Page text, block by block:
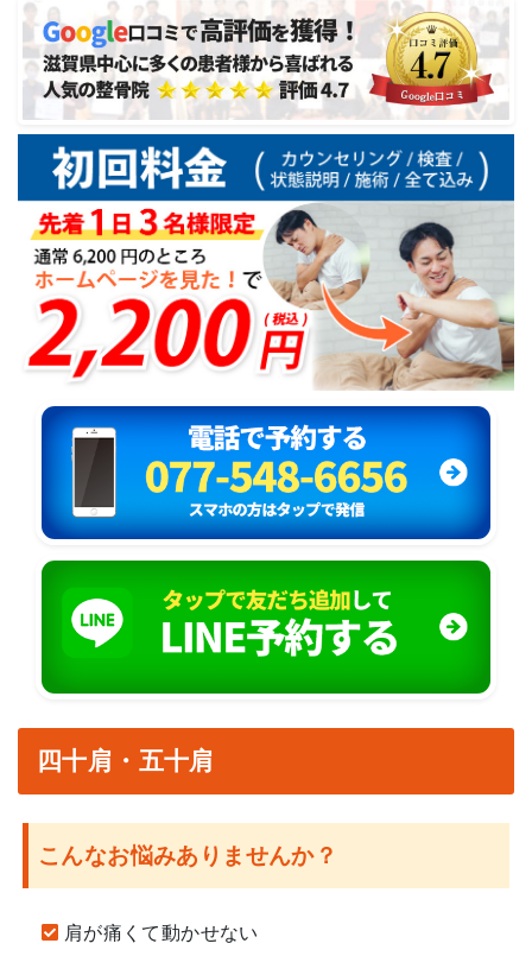
四十肩・五十肩
こんなお悩みありませんか？
肩が痛くて動かせない